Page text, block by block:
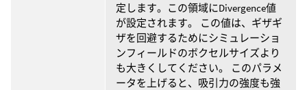
定します。この領域にDivergence値
が設定されます。 この値は、ギザギ
ザを回避するためにシミュレーショ
ンフィールドのボクセルサイズより
も大きくしてください。 このパラメ
ータを上げると、吸引力の強度も強